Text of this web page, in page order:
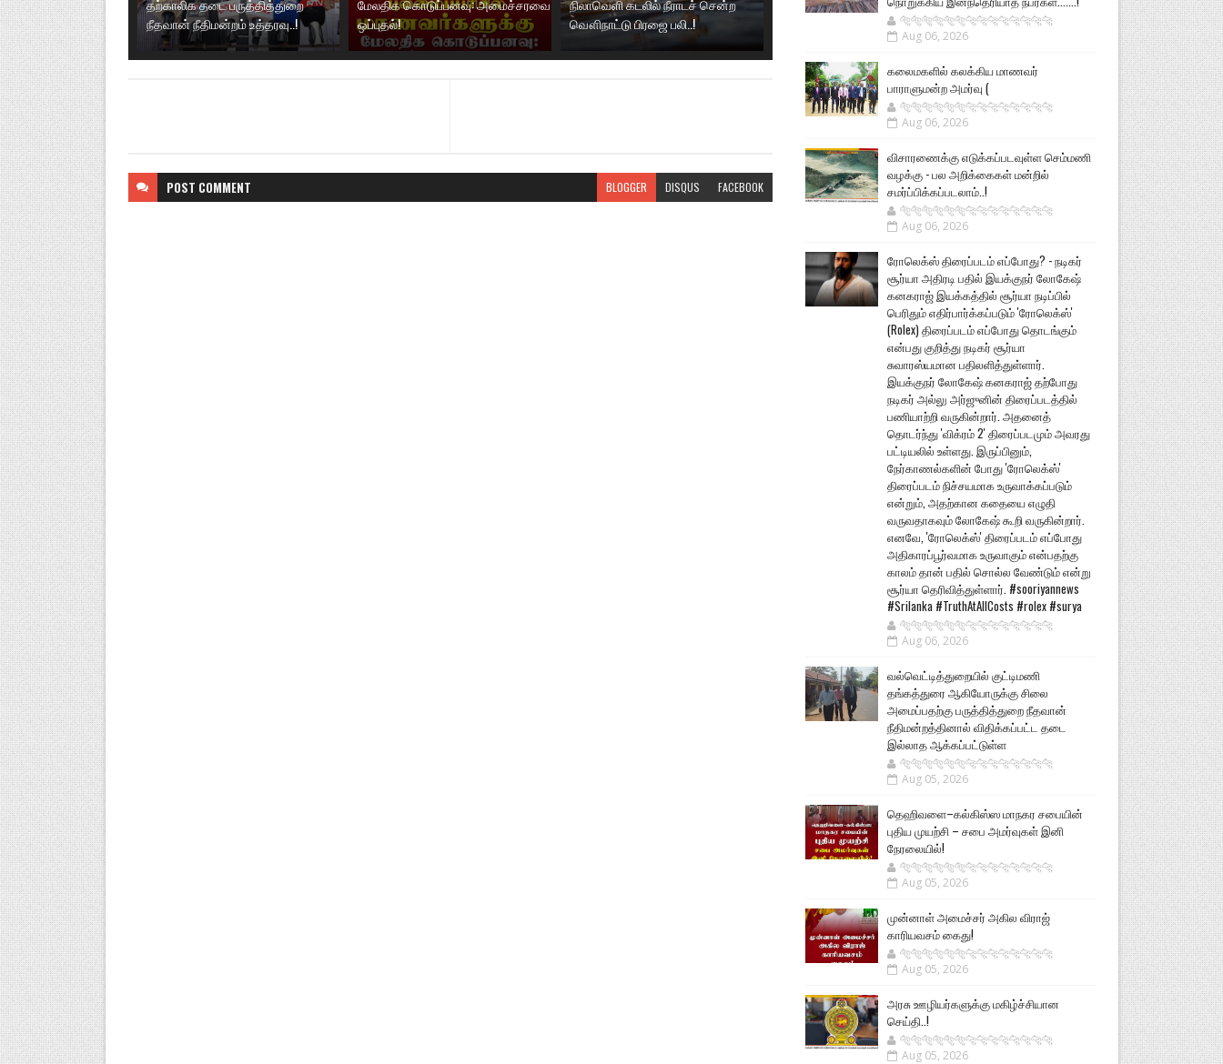
தற்காலிக தடை பருத்தித்துறை
நீதவான் நீதிமன்றம் உத்தரவு..!
மேலதிக கொடுப்பனவு: அமைச்சரவை
ஒப்புதல்!
நிலாவெளி கடலில் நீராடச் சென்ற
வௌிநாட்டு பிரஜை பலி..!
POST COMMENT BLOGGER DISQUS FACEBOOK
🐅🐅🐅🐅🐅🐅🐆🐆🐆🐆🐆🐆🐆🐆
Aug 06, 2026
கலைமகளில் கலக்கிய மாணவர்
பாராளுமன்ற அமர்வு (
🐅🐅🐅🐅🐅🐅🐆🐆🐆🐆🐆🐆🐆🐆
Aug 06, 2026
விசாரணைக்கு எடுக்கப்படவுள்ள செம்மணி
வழக்கு - பல அறிக்கைகள் மன்றில்
சமர்ப்பிக்கப்படலாம்..!
🐅🐅🐅🐅🐅🐅🐆🐆🐆🐆🐆🐆🐆🐆
Aug 06, 2026
ரோலெக்ஸ் திரைப்படம் எப்போது? - நடிகர்
சூர்யா அதிரடி பதில் இயக்குநர் லோகேஷ்
கனகராஜ் இயக்கத்தில் சூர்யா நடிப்பில்
பெரிதும் எதிர்பார்க்கப்படும் 'ரோலெக்ஸ்'
(Rolex) திரைப்படம் எப்போது தொடங்கும்
என்பது குறித்து நடிகர் சூர்யா
சுவாரஸ்யமான பதிலளித்துள்ளார்.
இயக்குநர் லோகேஷ் கனகராஜ் தற்போது
நடிகர் அல்லு அர்ஜுனின் திரைப்படத்தில்
பணியாற்றி வருகின்றார். அதனைத்
தொடர்ந்து 'விக்ரம் 2' திரைப்படமும் அவரது
பட்டியலில் உள்ளது. இருப்பினும்,
நேர்காணல்களின் போது 'ரோலெக்ஸ்'
திரைப்படம் நிச்சயமாக உருவாக்கப்படும்
என்றும், அதற்கான கதையை எழுதி
வருவதாகவும் லோகேஷ் கூறி வருகின்றார்.
எனவே, 'ரோலெக்ஸ்' திரைப்படம் எப்போது
அதிகாரப்பூர்வமாக உருவாகும் என்பதற்கு
காலம் தான் பதில் சொல்ல வேண்டும் என்று
சூர்யா தெரிவித்துள்ளார். #sooriyannews
#Srilanka #TruthAtAllCosts #rolex #surya
🐅🐅🐅🐅🐅🐅🐆🐆🐆🐆🐆🐆🐆🐆
Aug 06, 2026
வல்வெட்டித்துறையில் குட்டிமணி
தங்கத்துரை ஆகியோருக்கு சிலை
அமைப்பதற்கு பருத்தித்துறை நீதவான்
நீதிமன்றத்தினால் விதிக்கப்பட்ட தடை
இல்லாத ஆக்கப்பட்டுள்ள
🐅🐅🐅🐅🐅🐅🐆🐆🐆🐆🐆🐆🐆🐆
Aug 05, 2026
தெஹிவளை–கல்கிஸ்ஸ மாநகர சபையின்
புதிய முயற்சி – சபை அமர்வுகள் இனி
நேரலையில்!
🐅🐅🐅🐅🐅🐅🐆🐆🐆🐆🐆🐆🐆🐆
Aug 05, 2026
முன்னாள் அமைச்சர் அகில விராஜ்
காரியவசம் கைது!
🐅🐅🐅🐅🐅🐅🐆🐆🐆🐆🐆🐆🐆🐆
Aug 05, 2026
அரசு ஊழியர்களுக்கு மகிழ்ச்சியான
செய்தி..!
🐅🐅🐅🐅🐅🐅🐆🐆🐆🐆🐆🐆🐆🐆
Aug 05, 2026